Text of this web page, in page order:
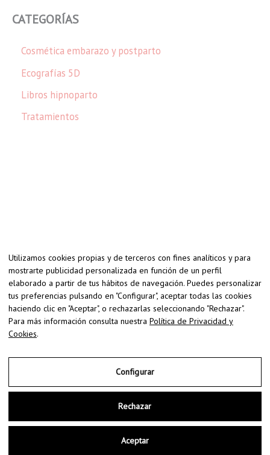
a
CATEGORÍAS
Cosmética embarazo y postparto
Ecografías 5D
Libros hipnoparto
Tratamientos
Copyright © 2026 | Ecografía 5D en Zaragoza - EcoBarriguitas
Mapa web
Accesibilidad
Utilizamos cookies propias y de terceros con fines analíticos y para
mostrarte publicidad personalizada en función de un perfil
elaborado a partir de tus hábitos de navegación. Puedes personalizar
tus preferencias pulsando en "Configurar", aceptar todas las cookies
haciendo clic en "Aceptar", o rechazarlas seleccionando "Rechazar".
Para más información consulta nuestra Política de Privacidad y
Cookies.
Configurar
Rechazar
Aceptar